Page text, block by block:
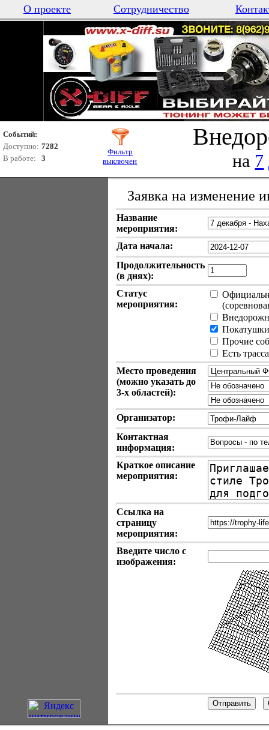
О проекте Сотрудничество
Событий:
Доступно: 7282
В работе:
3
Фильтр
выключен
на 7
Заявка на изменение
Название
мероприятия:
Дата начала:
Продолжительность
(в днях):
Статус
мероприятия:
Покатушки
Прочие
Есть
Место проведения
(можно указать до
3-х областей):
Организатор:
Контактная
информация:
Краткое описание
мероприятия:
Ссылка на
страницу
мероприятия:
Введите число с
изображения: